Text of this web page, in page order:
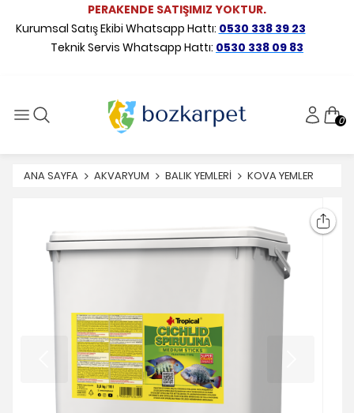
PERAKENDE SATIŞIMIZ YOKTUR.
Kurumsal Satış Ekibi Whatsapp Hattı: 0530 338 39 23
Teknik Servis Whatsapp Hattı: 0530 338 09 83
0
ANA SAYFA AKVARYUM BALIK YEMLERİ KOVA YEMLER